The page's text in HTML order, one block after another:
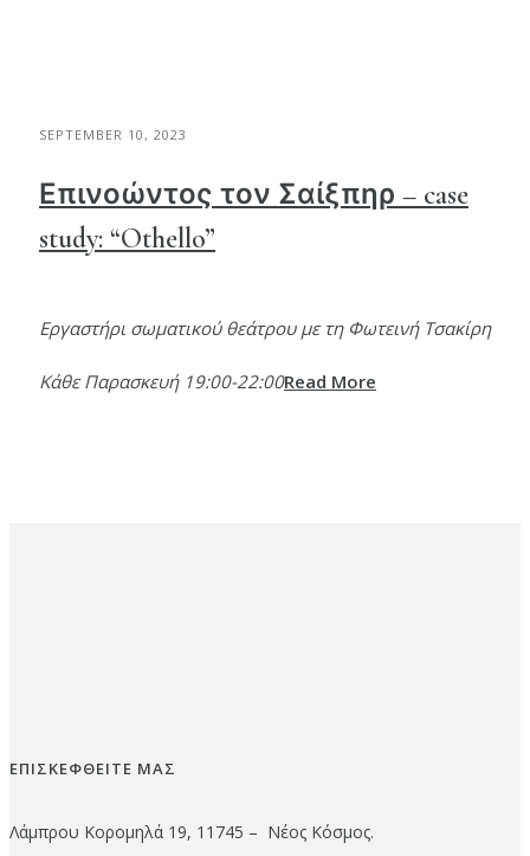
SEPTEMBER 10, 2023
Επινοώντος τον Σαίξπηρ – case
study: “Othello”
Εργαστήρι σωματικού θεάτρου με τη Φωτεινή Τσακίρη
Κάθε Παρασκευή 19:00-22:00Read More
ΕΠΙΣΚΕΦΘΕΙΤΕ ΜΑΣ
Λάμπρου Κορομηλά 19, 11745 – Νέος Κόσμος.